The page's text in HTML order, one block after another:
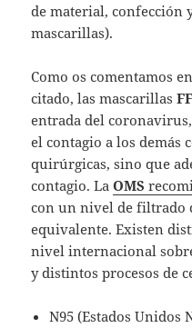
de material, confección
mascarillas).
Como os comentamos
citado, las mascarillas
entrada del
el contagio a los demás
quirúrgicas, sino que
contagio. LaOMS
con un nivel de filtrado
equivalente. Existen
nivel internacional
y distintos procesos de
N95 (Estados Unidos